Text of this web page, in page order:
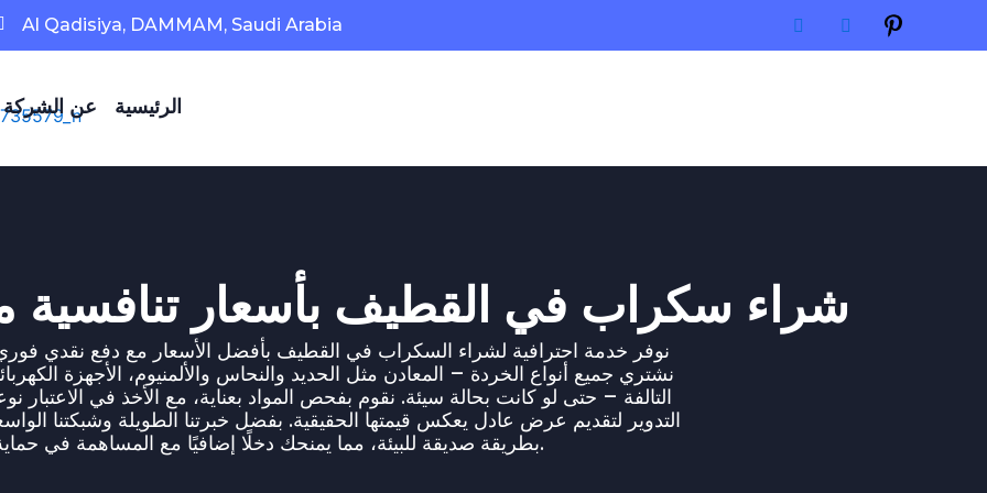
Al Qadisiya, DAMMAM, Saudi Arabia
عن الشركة الرئيسية
شراء سكراب في القطيف بأسعار تنافسية
نشتري جميع أنواع الخردة – المعادن مثل الحديد والنحاس والألمنيوم، الأجهزة
التالفة – حتى لو كانت بحالة سيئة. نقوم بفحص المواد بعناية، مع الأخذ في الاعتبار
التدوير لتقديم عرض عادل يعكس قيمتها الحقيقية. بفضل خبرتنا الطويلة وشبكتنا
بطريقة صديقة للبيئة، مما يمنحك دخلًا إضافيًا مع المساهمة في حماية البيئة.